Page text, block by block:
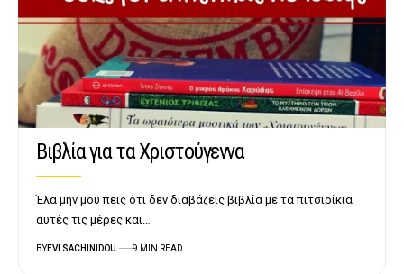
Βιβλία για τα Χριστούγεννα
Έλα μην μου πεις ότι δεν διαβάζεις βιβλία με τα πιτσιρίκια
αυτές τις μέρες και…
BYEVI SACHINIDOU 9 MIN READ